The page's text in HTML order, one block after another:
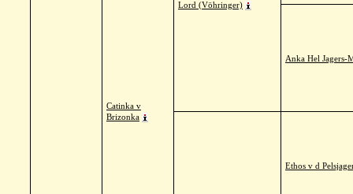
Catinka v
Brizonka
Lord (Vöhringer)
Anka Hel Jagers-
Ethos v d